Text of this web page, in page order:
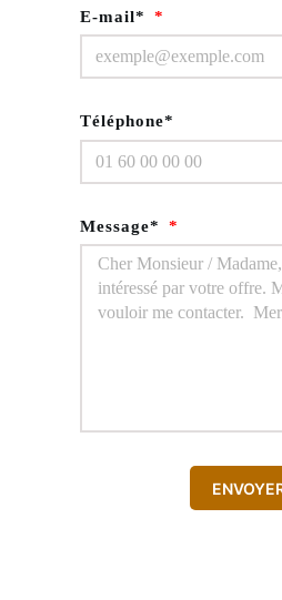
E-mail*
Téléphone*
Message*